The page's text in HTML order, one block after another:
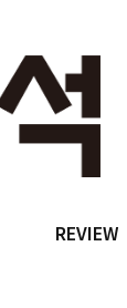
REVIEW